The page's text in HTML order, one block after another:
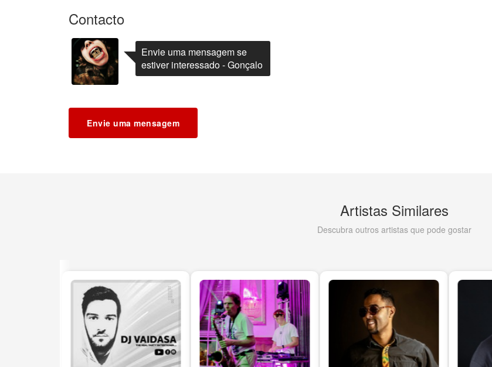
Contacto
Envie uma mensagem se
estiver interessado - Gonçalo
Envie uma mensagem
Artistas Similares
Descubra outros artistas que pode gostar